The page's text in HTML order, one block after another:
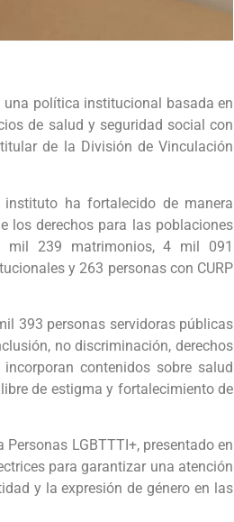
una política institucional basada en
de salud y seguridad social con
de la División de Vinculación
ha fortalecido de manera
los derechos para las poblaciones
mil 239 matrimonios, 4 mil 091
y 263 personas con CURP
393 personas servidoras públicas
no discriminación, derechos
contenidos sobre salud
de estigma y fortalecimiento de
LGBTTTI+, presentado en
para garantizar una atención
y la expresión de género en las